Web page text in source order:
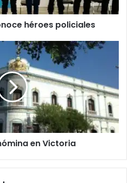
héroes policiales
en Victoria